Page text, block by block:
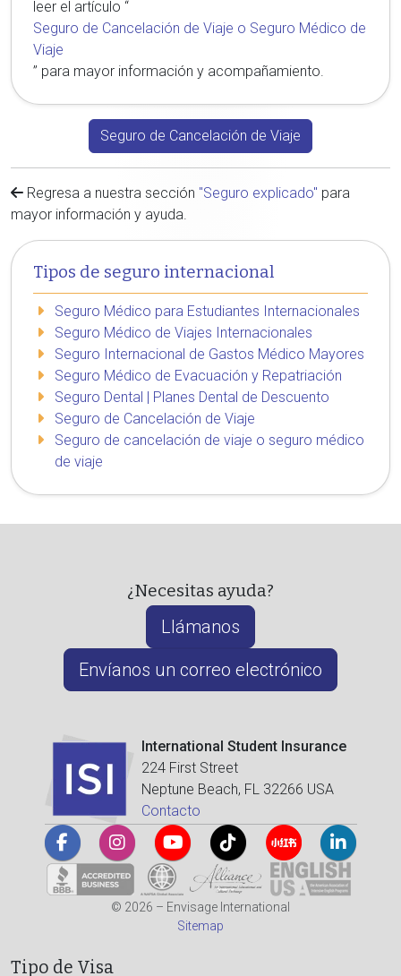
leer el artículo “
Seguro de Cancelación de Viaje o Seguro Médico de
Viaje
” para mayor información y acompañamiento.
Seguro de Cancelación de Viaje
Regresa a nuestra sección "Seguro explicado" para
mayor información y ayuda.
Tipos de seguro internacional
Seguro Médico para Estudiantes Internacionales
Seguro Médico de Viajes Internacionales
Seguro Internacional de Gastos Médico Mayores
Seguro Médico de Evacuación y Repatriación
Seguro Dental | Planes Dental de Descuento
Seguro de Cancelación de Viaje
Seguro de cancelación de viaje o seguro médico
de viaje
¿Necesitas ayuda?
Llámanos
Envíanos un correo electrónico
International Student Insurance
224 First Street
Neptune Beach, FL 32266 USA
Contacto
© 2026 – Envisage International
Sitemap
Tipo de Visa